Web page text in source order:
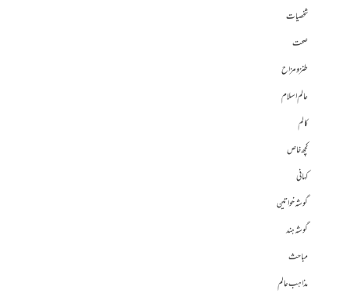
شخصیات
صحت
طنز و مزاح
عالم اسلام
کالم
کچھ خاص
کہانی
گوشہ خواتین
گوشہ ہند
مباحث
مذاہب عالم